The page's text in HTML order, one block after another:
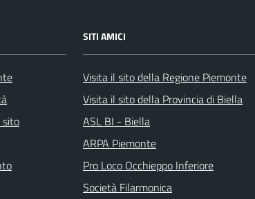
sito
SITI AMICI
Visita il sito della Regione Piemonte
Visita il sito della Provincia di Biella
ASL BI - Biella
ARPA Piemonte
Pro Loco Occhieppo Inferiore
Società Filarmonica